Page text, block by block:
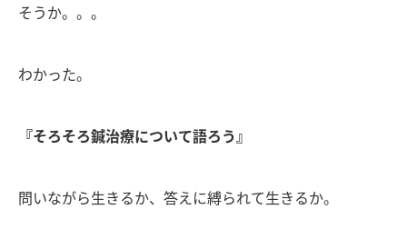
そうか。。。
わかった。
『そろそろ鍼治療について語ろう』
問いながら生きるか、答えに縛られて生きるか。